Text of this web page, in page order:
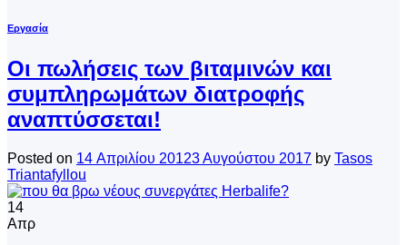
Εργασία
Οι πωλήσεις των βιταμινών και
συμπληρωμάτων διατροφής
αναπτύσσεται!
Posted on 14 Απριλίου 20123 Αυγούστου 2017 by Tasos
Triantafyllou
14
Απρ